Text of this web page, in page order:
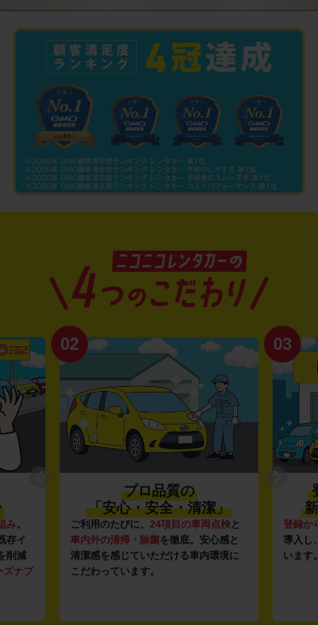
み。
存イ
削減
ズナブ
02
プロ品質の
「安心・安全・清潔」
ご利用のたびに、 24項目の車両点検と
車内外の清掃・除菌を徹底。安心感と
清潔感を感じていただける車内環境に
こだわっています。
03
登録か
導入し
います